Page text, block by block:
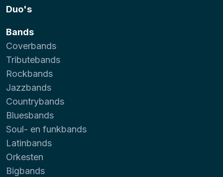
Duo's
Bands
Coverbands
Tributebands
Rockbands
Jazzbands
Countrybands
Bluesbands
Soul- en funkbands
Latinbands
Orkesten
Bigbands